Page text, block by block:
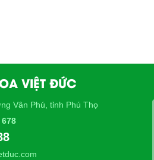
VIỆT ĐỨC
Vân Phú, tỉnh Phú Thọ
678